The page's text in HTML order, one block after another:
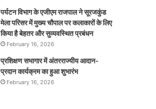
पर्यटन विभाग के एजीएम राजपाल ने सूरजकुंड
मेला परिसर में मुख्य चौपाल पर कलाकारों के लिए
किया है बेहतर और सुव्यवस्थित प्रबंधन
February 16, 2026
प्रशिक्षण सभागार में अंतरराज्यीय आदान-
प्रदान कार्यक्रम का हुआ शुभारंभ
February 16, 2026